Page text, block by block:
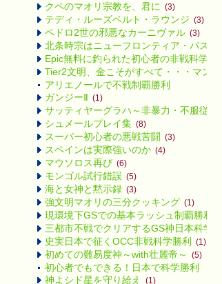
クペのマオリ宗教を、君に (3)
テディ・ルーズベルト・ラウンジ (3)
ペドロ2世の邪悪なカーニヴァル (3)
北条時宗はニューフロンティア・パスに
Epic無料に釣られた初心者の非戦科学勝
Tier2文明、金こそがすべて・・・マンサ
アリエノールで不戦制覇勝利
ガンジーⅡ (1)
サッティヤーグラハ～非暴力・不服従～
シュメールプレイ集 (8)
スーパー初心者の悪戦苦闘 (3)
スペインは実際強いのか (4)
マウソロス再び (6)
モンゴル試行錯誤 (5)
海と女神と黙示録 (3)
強文明マオリの三分クッキング (1)
現環境下GSでの基本ラッシュ制覇勝利
三都市不戦でクリアするGS神日本科学勝
史実日本で征くOCC非戦科学勝利 (1)
初めての難易度神～with壮麗帝～ (5)
初心者でもできる！日本で科学勝利
神よシド星を守り給え
(1)